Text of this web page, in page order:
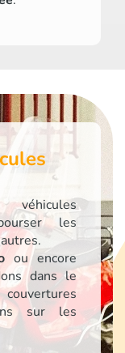
les
ou encore
dans le
sur les